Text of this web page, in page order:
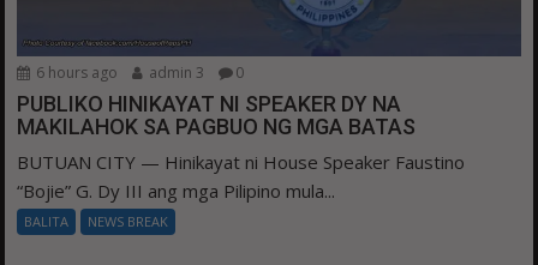
6 hours ago admin 3 0
PUBLIKO HINIKAYAT NI SPEAKER DY NA
MAKILAHOK SA PAGBUO NG MGA BATAS
BUTUAN CITY — Hinikayat ni House Speaker Faustino
“Bojie” G. Dy III ang mga Pilipino mula...
BALITA NEWS BREAK